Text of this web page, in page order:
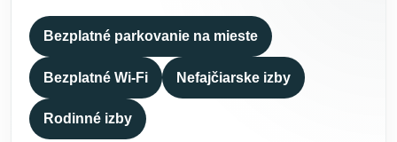
Bezplatné parkovanie na mieste
Bezplatné Wi-Fi Nefajčiarske izby
Rodinné izby